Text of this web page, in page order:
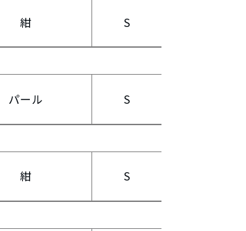
紺 S
パール S
紺 S